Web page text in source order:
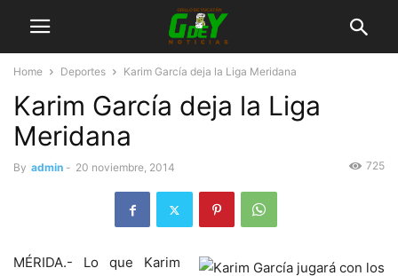
Home Deportes Karim García deja la Liga Meridana
Karim García deja la Liga
Meridana
By admin - 20 noviembre, 2014 725
MÉRIDA.- Lo que Karim